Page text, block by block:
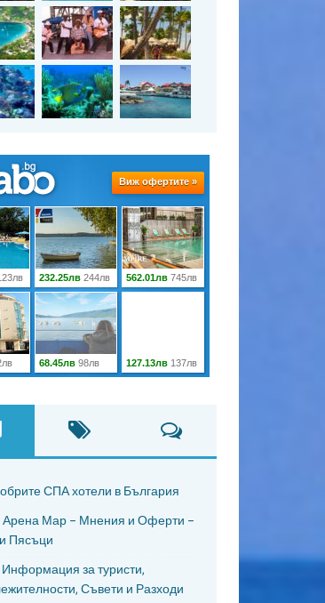
СПА хотели в България
Арена Мар – Мнения и Оферти –
Пясъци
за туристи,
Съвети и Разходи